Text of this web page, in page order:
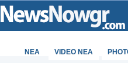
ΝΕΑ VIDEO NEA